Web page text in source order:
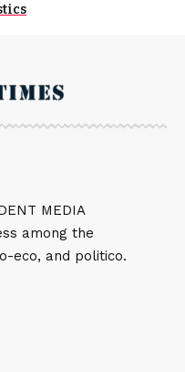
MEDIA
among the
eco, and politico.